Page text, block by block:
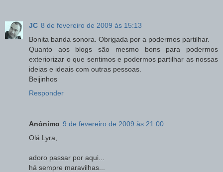
JC 8 de fevereiro de 2009 às 15:13
Bonita banda sonora. Obrigada por a podermos partilhar.
Quanto aos blogs são mesmo bons para podermos
exteriorizar o que sentimos e podermos partilhar as nossas
ideias e ideais com outras pessoas.
Beijinhos
Responder
Anónimo 9 de fevereiro de 2009 às 21:00
Olá Lyra,
adoro passar por aqui...
há sempre maravilhas...